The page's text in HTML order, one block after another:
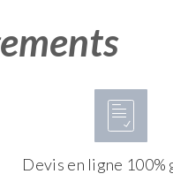
Devis en ligne